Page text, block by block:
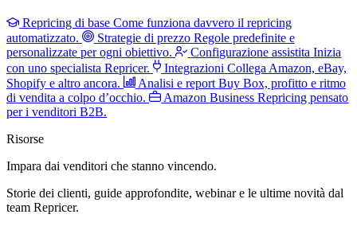
Repricing di base Come funziona davvero il repricing
automatizzato.
Strategie di prezzo Regole predefinite e
personalizzate per ogni obiettivo.
Configurazione assistita Inizia
con uno specialista Repricer.
Integrazioni Collega Amazon, eBay,
Shopify e altro ancora.
Analisi e report Buy Box, profitto e ritmo
di vendita a colpo d’occhio.
Amazon Business Repricing pensato
per i venditori B2B.
Risorse
Impara dai venditori che stanno vincendo.
Storie dei clienti, guide approfondite, webinar e le ultime novità dal
team Repricer.